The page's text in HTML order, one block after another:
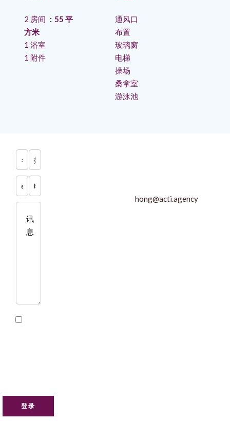
2 房间
55 平
方米
1 浴室
1 附件
通风口
布置
玻璃窗
电梯
操场
桑拿室
游泳池
登录
hong@acti.agency